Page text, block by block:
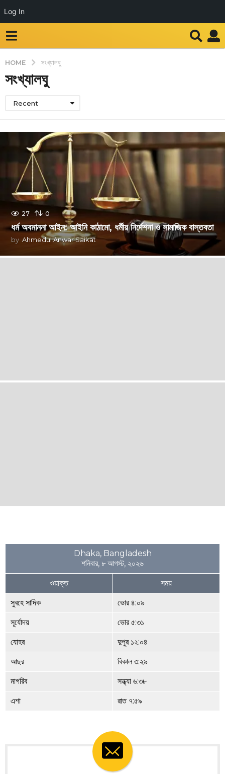
Log In
HOME সংখ্যালঘু
সংখ্যালঘু
Recent
27 0
ধর্ম অবমাননা আইন: আইনি কাঠামো, ধর্মীয় নির্দেশনা ও সামাজিক বাস্তবতা
by Ahmedul Anwar Saikat
Dhaka, Bangladesh
শনিবার, ৮ আগস্ট, ২০২৬
ওয়াক্ত সময়
সুবহে সাদিক ভোর ৪:০৯
সূর্যোদয় ভোর ৫:৩১
যোহর দুপুর ১২:০৪
আছর বিকাল ৩:২৯
মাগরিব সন্ধ্যা ৬:৩৮
এশা রাত ৭:৫৯